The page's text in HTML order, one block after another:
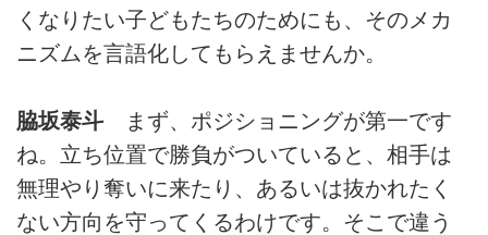
くなりたい子どもたちのためにも、そのメカ
ニズムを言語化してもらえませんか。
脇坂泰斗 まず、ポジショニングが第一です
ね。立ち位置で勝負がついていると、相手は
無理やり奪いに来たり、あるいは抜かれたく
ない方向を守ってくるわけです。そこで違う